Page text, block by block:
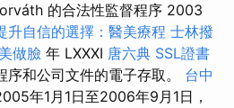
的合法性監督程序 2003
升自信的選擇：醫美療程 士林撥
做臉 年 LXXXI 唐六典 SSL證書
序和公司文件的電子存取。 台中
年1月1日至2006年9月1日，